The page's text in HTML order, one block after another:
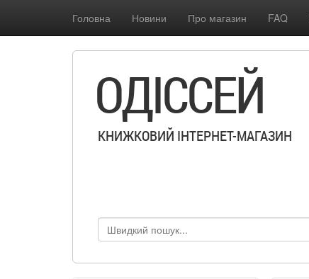
Головна Новини Про магазин FAQ
ОДІССЕЙ
КНИЖКОВИЙ ІНТЕРНЕТ-МАГАЗИН